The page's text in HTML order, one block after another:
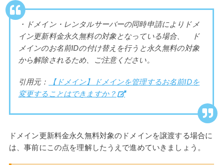
・ドメイン・レンタルサーバーの同時申請によりドメ
イン更新料金永久無料の対象となっている場合、 ド
メインのお名前IDの付け替えを行うと永久無料の対象
から解除されるため、ご注意ください。
引用元：
【ドメイン】ドメインを管理するお名前IDを
変更することはできますか？
ドメイン更新料金永久無料対象のドメインを譲渡する場合に
は、事前にこの点を理解したうえで進めていきましょう。